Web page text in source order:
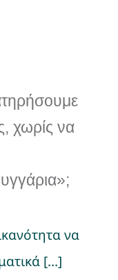
χωρίς να
να
[...]